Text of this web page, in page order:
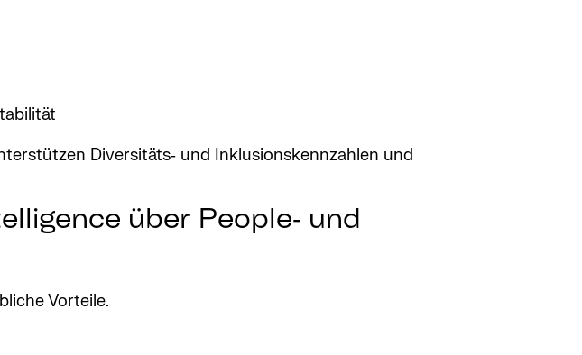
Diversitäts‑ und Inklusionskennzahlen und
über People‑ und
Vorteile.